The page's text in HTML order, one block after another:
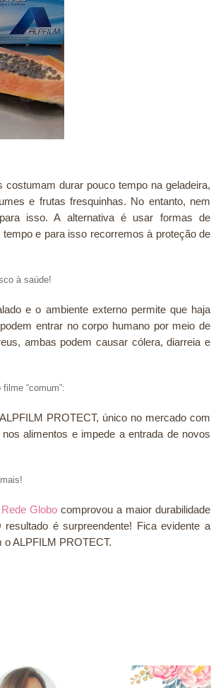
durar pouco tempo na geladeira,
e frutas fresquinhas. No entanto, nem
isso. A alternativa é usar formas de
e para isso recorremos à proteção de
à saúde!
e o ambiente externo permite que haja
entrar no corpo humano por meio de
ambas podem causar cólera, diarreia e
“comum”:
PROTECT, único no mercado com
alimentos e impede a entrada de novos
Globo comprovou a maior durabilidade
é surpreendente! Fica evidente a
ALPFILM PROTECT.